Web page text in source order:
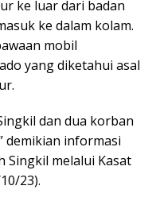
ke luar dari badan
ke dalam kolam.
mobil
yang diketahui asal
dan dua korban
demikian informasi
Singkil melalui Kasat
23).